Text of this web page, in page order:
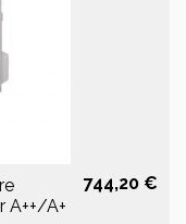
A++/A+
744,20 €